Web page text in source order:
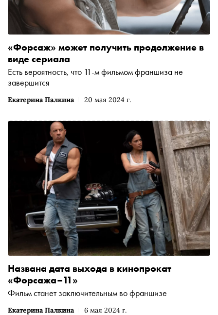
Екатерина Палкина 20 мая 2024 г.
«Форсаж» может получить продолжение в
виде сериала
Есть вероятность, что 11-м фильмом франшиза не
завершится
Екатерина Палкина 6 мая 2024 г.
Названа дата выхода в кинопрокат
«Форсажа–11»
Фильм станет заключительным во франшизе